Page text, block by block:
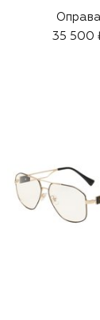
Оправа
35 500